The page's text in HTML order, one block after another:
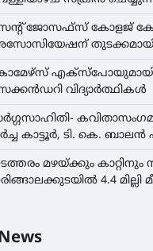
ജോസഫ്സ് കോളജ്
വിദ്യാർത്ഥികൾ
കാട്ടൂർ, ടി. കെ. ബാലൻ
മഴയ്ക്കും കാറ്റിനും
4.4 മില്ലി